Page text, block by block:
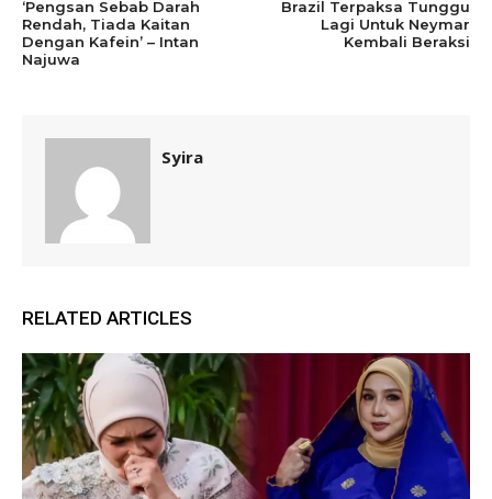
‘Pengsan Sebab Darah
Rendah, Tiada Kaitan
Dengan Kafein’ – Intan
Najuwa
Brazil Terpaksa Tunggu
Lagi Untuk Neymar
Kembali Beraksi
Syira
RELATED ARTICLES